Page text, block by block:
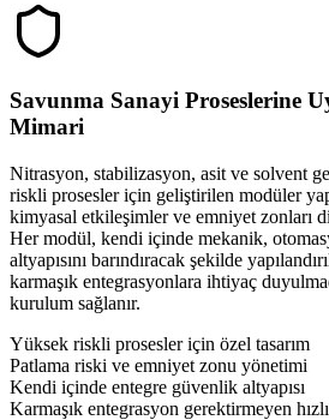
Savunma Sanayi Proseslerine
Mimari
Nitrasyon, stabilizasyon, asit ve solvent
riskli prosesler için geliştirilen modüler
kimyasal etkileşimler ve emniyet zonları
Her modül, kendi içinde mekanik,
altyapısını barındıracak şekilde
karmaşık entegrasyonlara ihtiyaç
kurulum sağlanır.
Yüksek riskli prosesler için özel tasarım
Patlama riski ve emniyet zonu yönetimi
Kendi içinde entegre güvenlik altyapısı
Karmaşık entegrasyon gerektirmeyen